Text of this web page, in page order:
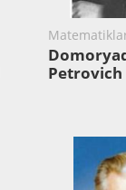
Petrovich